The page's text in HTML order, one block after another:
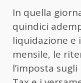
In quella
quindici
liquidazione e
mensile, le
l’imposta